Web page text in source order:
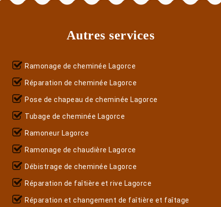
Autres services
Ramonage de cheminée Lagorce
Réparation de cheminée Lagorce
Pose de chapeau de cheminée Lagorce
Tubage de cheminée Lagorce
Ramoneur Lagorce
Ramonage de chaudière Lagorce
Débistrage de cheminée Lagorce
Réparation de faîtière et rive Lagorce
Réparation et changement de faîtière et faîtage